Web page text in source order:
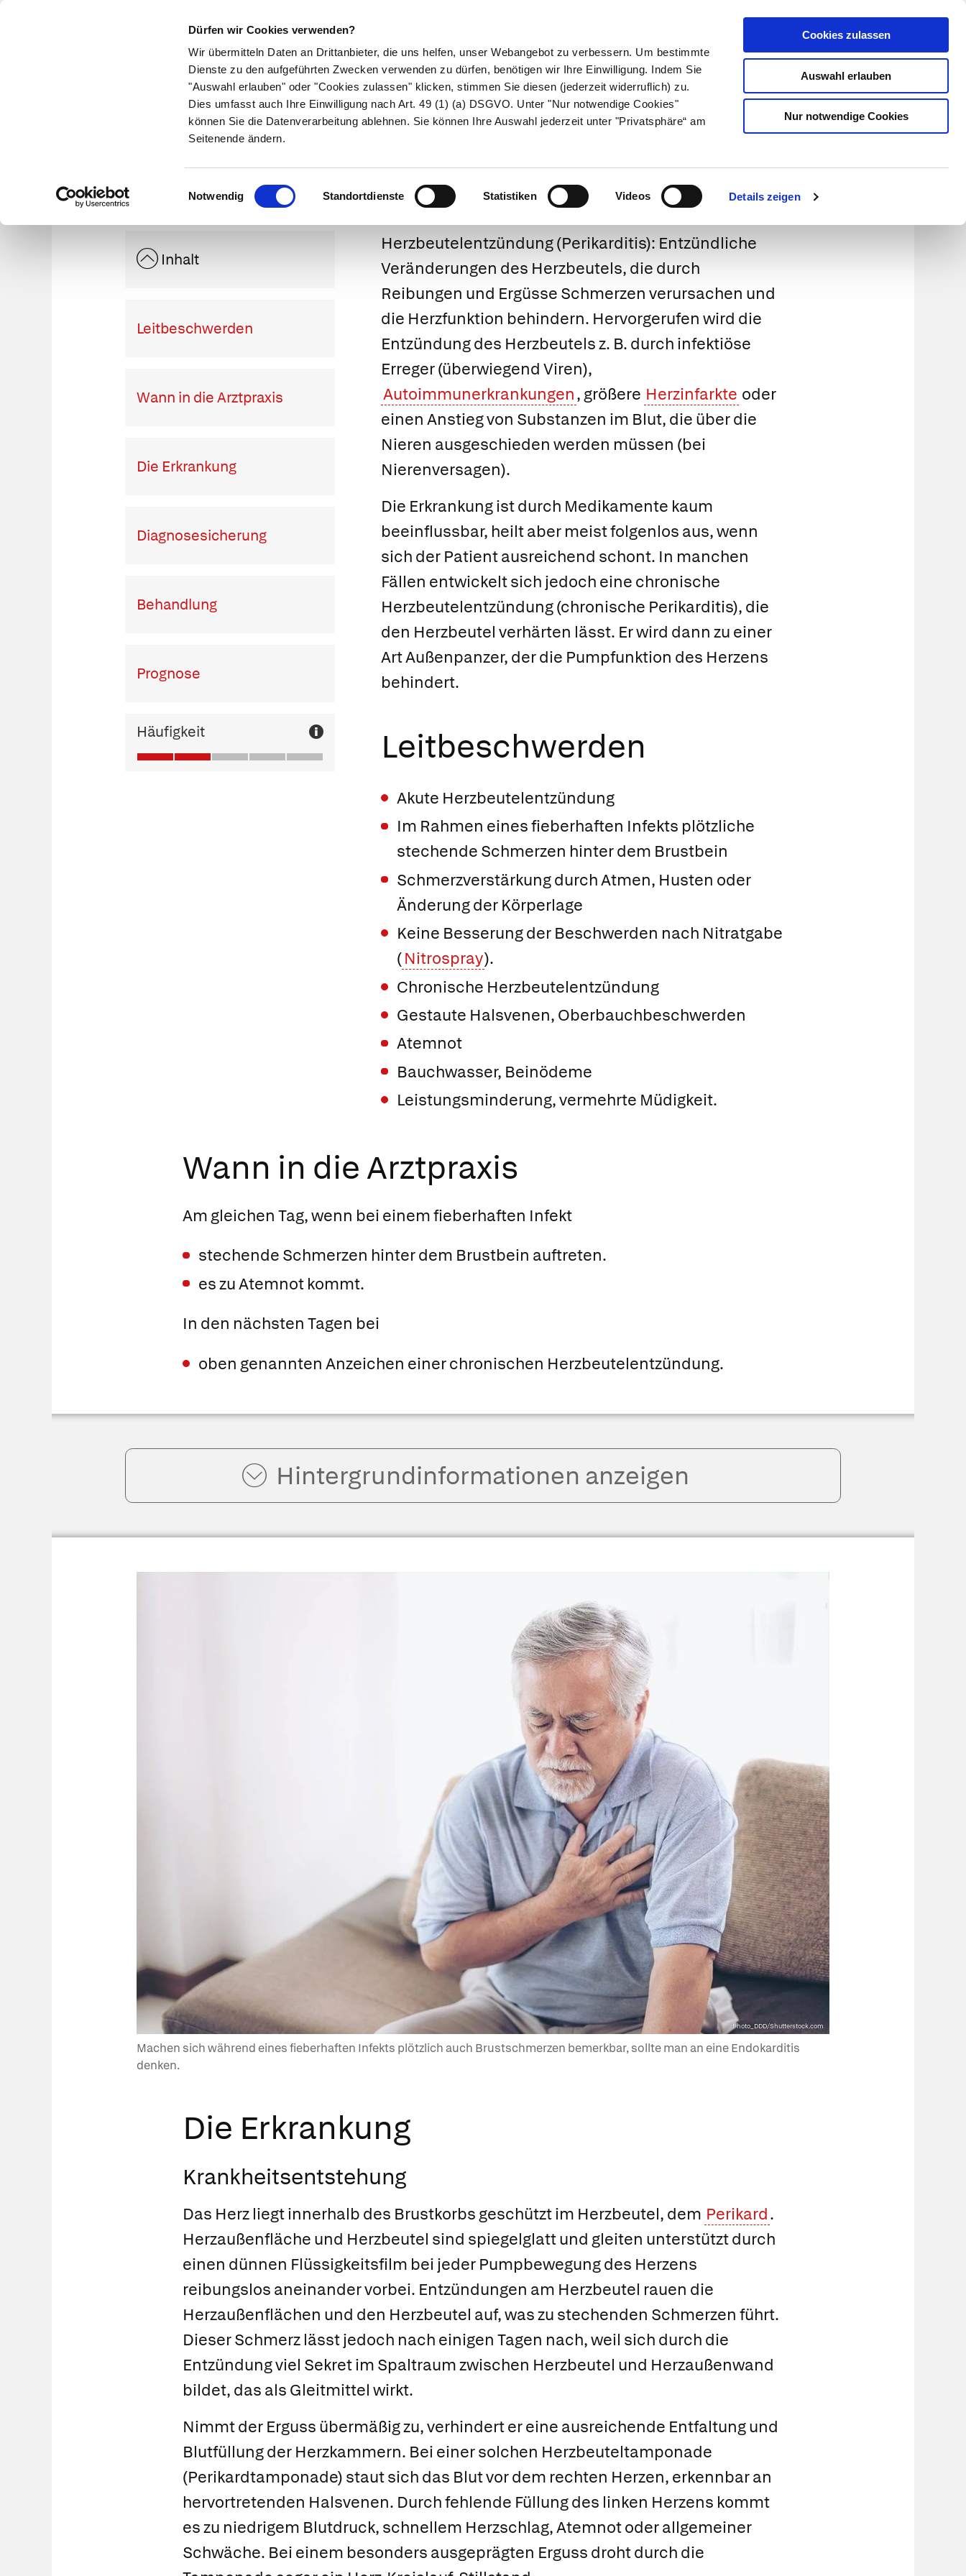
Dürfen wir Cookies verwenden?
Wir übermitteln Daten an Drittanbieter, die uns helfen, unser Webangebot zu verbessern. Um bestimmte
Dienste zu den aufgeführten Zwecken verwenden zu dürfen, benötigen wir Ihre Einwilligung. Indem Sie
"Auswahl erlauben" oder "Cookies zulassen" klicken, stimmen Sie diesen (jederzeit widerruflich) zu.
Dies umfasst auch Ihre Einwilligung nach Art. 49 (1) (a) DSGVO. Unter "Nur notwendige Cookies"
können Sie die Datenverarbeitung ablehnen. Sie können Ihre Auswahl jederzeit unter "Privatsphäre“ am
Seitenende ändern.
Einwilligungsauswahl
Notwendig Standortdienste Statistiken Videos Details zeigen
Cookies zulassen
Auswahl erlauben
Nur notwendige Cookies
Kundenlogin
Suche
Symptome Therapie Medikamente Naturheilkunde Eltern & Kind Gesund leben Über uns
Herzbeutelentzündung
Inhalt
Leitbeschwerden
Wann in die Arztpraxis
Die Erkrankung
Diagnosesicherung
Behandlung
Prognose
Häufigkeit
Herzbeutelentzündung(Perikarditis): Entzündliche
Veränderungen des Herzbeutels, die durch
Reibungen und Ergüsse Schmerzen verursachen und
die Herzfunktion behindern. Hervorgerufen wird die
Entzündung des Herzbeutels z. B. durch infektiöse
Erreger (überwiegend Viren),
Autoimmunerkrankungen, größere Herzinfarkte oder
einen Anstieg von Substanzen im Blut, die über die
Nieren ausgeschieden werden müssen (bei
Nierenversagen).
Die Erkrankung ist durch Medikamente kaum
beeinflussbar, heilt aber meist folgenlos aus, wenn
sich der Patient ausreichend schont. In manchen
Fällen entwickelt sich jedoch eine chronische
Herzbeutelentzündung (chronische Perikarditis), die
den Herzbeutel verhärten lässt. Er wird dann zu einer
Art Außenpanzer, der die Pumpfunktion des Herzens
behindert.
Leitbeschwerden
Akute Herzbeutelentzündung
Im Rahmen eines fieberhaften Infekts plötzliche
stechende Schmerzen hinter dem Brustbein
Schmerzverstärkung durch Atmen, Husten oder
Änderung der Körperlage
Keine Besserung der Beschwerden nach Nitratgabe
(Nitrospray).
Chronische Herzbeutelentzündung
Gestaute Halsvenen, Oberbauchbeschwerden
Atemnot
Bauchwasser, Beinödeme
Leistungsminderung, vermehrte Müdigkeit.
Wann in die Arztpraxis
Am gleichen Tag, wenn bei einem fieberhaften Infekt
stechende Schmerzen hinter dem Brustbein auftreten.
es zu Atemnot kommt.
In den nächsten Tagen bei
oben genannten Anzeichen einer chronischen Herzbeutelentzündung.
Hintergrund­informationen anzeigen
Photo_DDD/Shutterstock.com
Machen sich während eines fieberhaften Infekts plötzlich auch Brustschmerzen bemerkbar, sollte man an eine Endokarditis
denken.
Die Erkrankung
Krankheitsentstehung
Das Herz liegt innerhalb des Brustkorbs geschützt im Herzbeutel, dem Perikard.
Herzaußenfläche und Herzbeutel sind spiegelglatt und gleiten unterstützt durch
einen dünnen Flüssigkeitsfilm bei jeder Pumpbewegung des Herzens
reibungslos aneinander vorbei. Entzündungen am Herzbeutel rauen die
Herzaußenflächen und den Herzbeutel auf, was zu stechenden Schmerzen führt.
Dieser Schmerz lässt jedoch nach einigen Tagen nach, weil sich durch die
Entzündung viel Sekret im Spaltraum zwischen Herzbeutel und Herzaußenwand
bildet, das als Gleitmittel wirkt.
Nimmt der Erguss übermäßig zu, verhindert er eine ausreichende Entfaltung und
Blutfüllung der Herzkammern. Bei einer solchen Herzbeuteltamponade
(Perikardtamponade) staut sich das Blut vor dem rechten Herzen, erkennbar an
hervortretenden Halsvenen. Durch fehlende Füllung des linken Herzens kommt
es zu niedrigem Blutdruck, schnellem Herzschlag, Atemnot oder allgemeiner
Schwäche. Bei einem besonders ausgeprägten Erguss droht durch die